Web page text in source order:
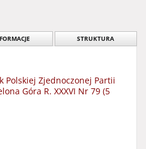
STRUKTURA
Polskiej Zjednoczonej Partii
Góra R. XXXVI Nr 79 (5